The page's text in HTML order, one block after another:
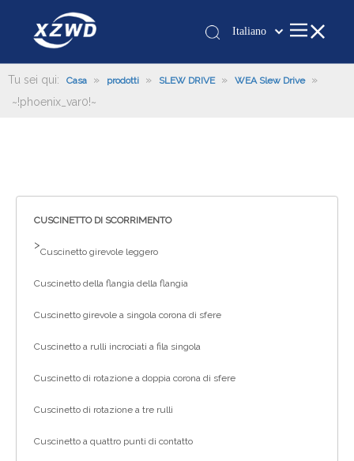
Italiano
românesc
Deutsch
Tu sei qui: Casa » prodotti » SLEW DRIVE » WEA Slew Drive
»
~!phoenix_var0!~
CUSCINETTO DI SCORRIMENTO
>
Cuscinetto girevole leggero
Cuscinetto della flangia della flangia
Cuscinetto girevole a singola corona di sfere
Cuscinetto a rulli incrociati a fila singola
Cuscinetto di rotazione a doppia corona di sfere
Cuscinetto di rotazione a tre rulli
Cuscinetto a quattro punti di contatto